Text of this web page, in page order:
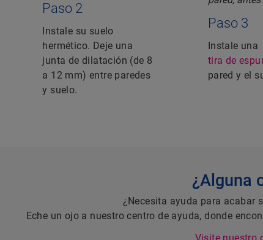
Paso 2
Instale su suelo
hermético. Deje una
junta de dilatación (de 8
a 12 mm) entre paredes
y suelo.
Paso 3
Instale una
tira de
pared y el
¿Alguna
¿Necesita ayuda para acabar
Eche un ojo a nuestro centro de ayuda, donde